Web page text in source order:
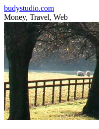
budystudio.com
Money, Travel, Web